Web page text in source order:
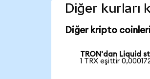
Diğer kurları
Diğer kripto
TRON'dan Liquid
1 TRX eşittir